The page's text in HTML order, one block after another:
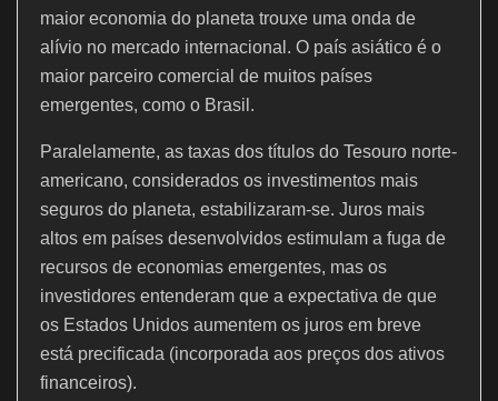
maior economia do planeta trouxe uma onda de
alívio no mercado internacional. O país asiático é o
maior parceiro comercial de muitos países
emergentes, como o Brasil.
Paralelamente, as taxas dos títulos do Tesouro norte-
americano, considerados os investimentos mais
seguros do planeta, estabilizaram-se. Juros mais
altos em países desenvolvidos estimulam a fuga de
recursos de economias emergentes, mas os
investidores entenderam que a expectativa de que
os Estados Unidos aumentem os juros em breve
está precificada (incorporada aos preços dos ativos
financeiros).